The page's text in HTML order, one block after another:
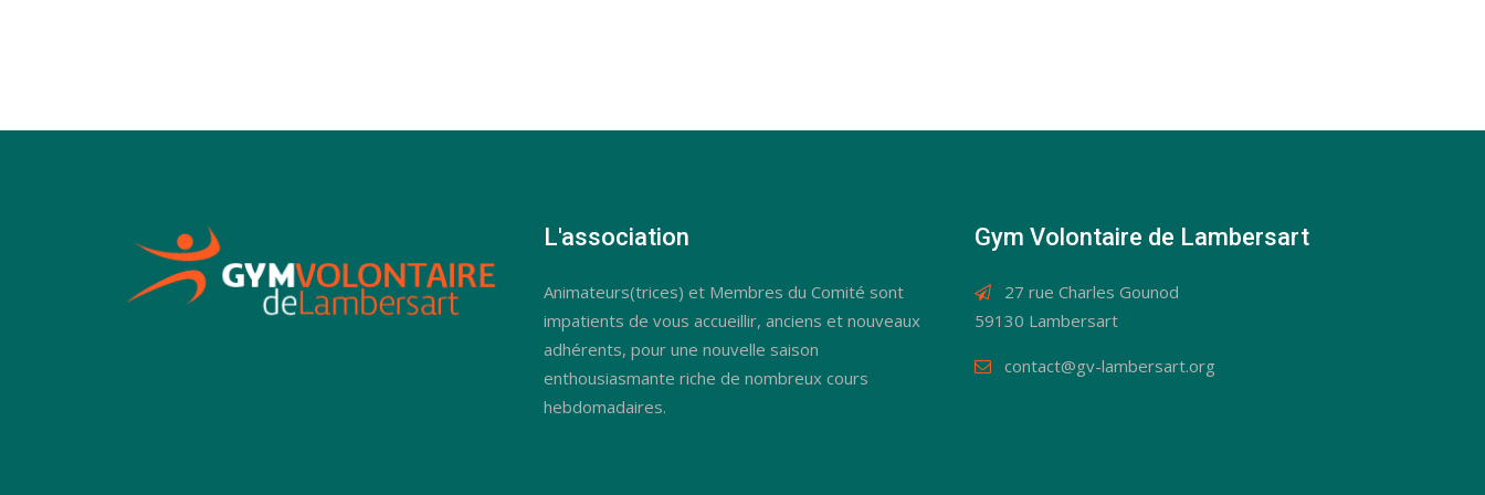
L'association
Animateurs(trices) et Membres du Comité sont
impatients de vous accueillir, anciens et nouveaux
adhérents, pour une nouvelle saison
enthousiasmante riche de nombreux cours
hebdomadaires.
Gym Volontaire de Lambersart
27 rue Charles Gounod
59130 Lambersart
contact@gv-lambersart.org